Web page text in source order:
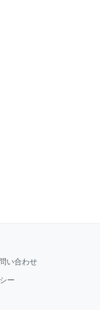
い合わせ
ー